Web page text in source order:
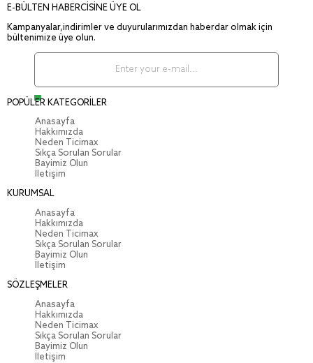
E-BÜLTEN HABERCİSİNE ÜYE OL
Kampanyalar,indirimler ve duyurularımızdan haberdar olmak için
bültenimize üye olun.
POPÜLER KATEGORİLER
Anasayfa
Hakkımızda
Neden Ticimax
Sıkça Sorulan Sorular
Bayimiz Olun
İletişim
KURUMSAL
Anasayfa
Hakkımızda
Neden Ticimax
Sıkça Sorulan Sorular
Bayimiz Olun
İletişim
SÖZLEŞMELER
Anasayfa
Hakkımızda
Neden Ticimax
Sıkça Sorulan Sorular
Bayimiz Olun
İletişim